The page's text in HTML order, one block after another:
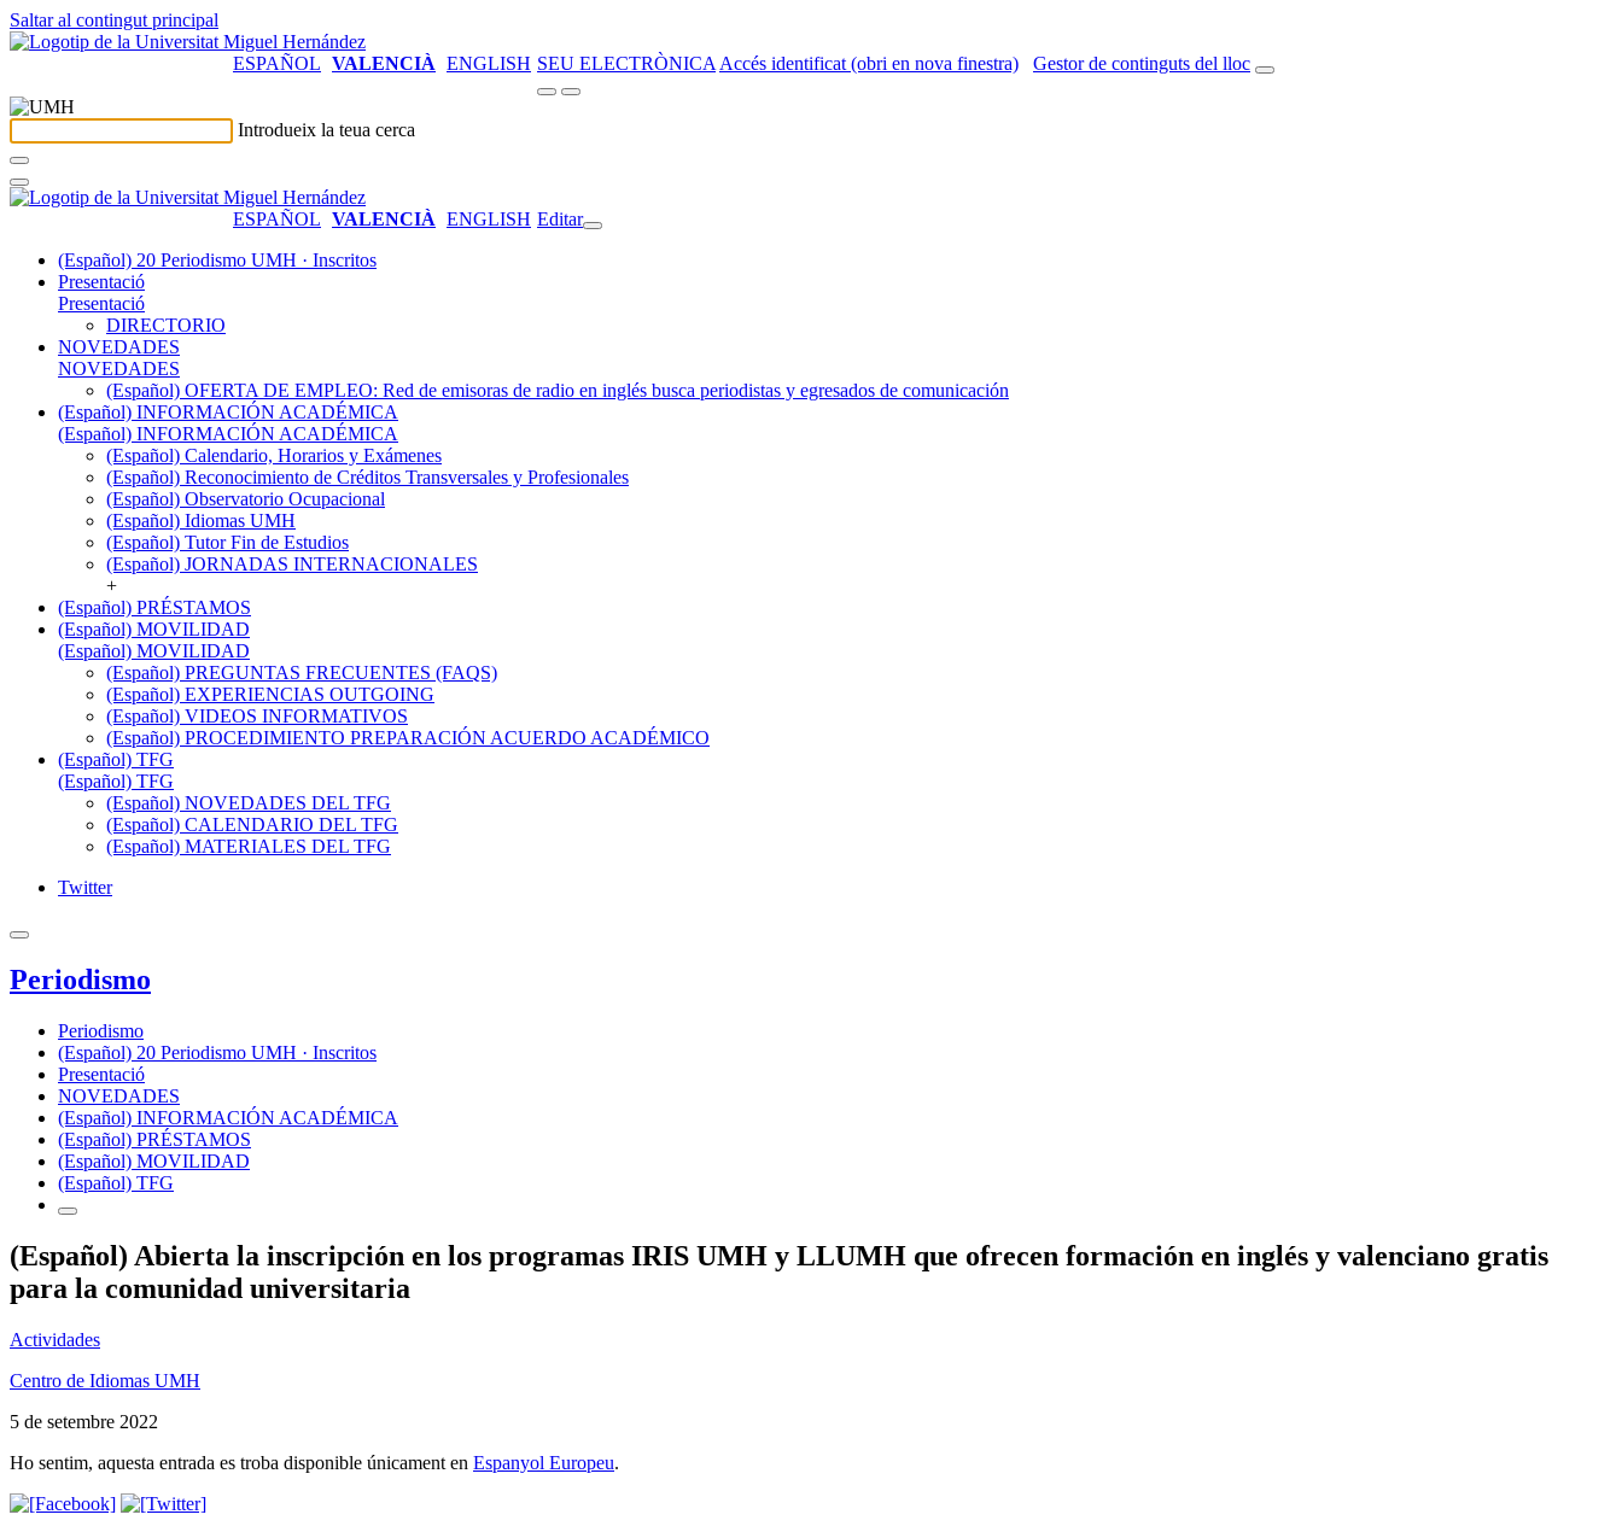
Saltar al contingut principal
ESPAÑOL VALENCIÀ ENGLISH SEU ELECTRÒNICA Accés identificat (obri en nova finestra) Gestor de continguts del lloc
Introdueix la teua cerca
ESPAÑOL VALENCIÀ ENGLISH Editar
(Español) 20 Periodismo UMH · Inscritos
Presentació
Presentació
DIRECTORIO
NOVEDADES
NOVEDADES
(Español) OFERTA DE EMPLEO: Red de emisoras de radio en inglés busca periodistas y egresados de comunicación
(Español) INFORMACIÓN ACADÉMICA
(Español) INFORMACIÓN ACADÉMICA
(Español) Calendario, Horarios y Exámenes
(Español) Reconocimiento de Créditos Transversales y Profesionales
(Español) Observatorio Ocupacional
(Español) Idiomas UMH
(Español) Tutor Fin de Estudios
(Español) JORNADAS INTERNACIONALES
+
(Español) PRÉSTAMOS
(Español) MOVILIDAD
(Español) MOVILIDAD
(Español) PREGUNTAS FRECUENTES (FAQS)
(Español) EXPERIENCIAS OUTGOING
(Español) VIDEOS INFORMATIVOS
(Español) PROCEDIMIENTO PREPARACIÓN ACUERDO ACADÉMICO
(Español) TFG
(Español) TFG
(Español) NOVEDADES DEL TFG
(Español) CALENDARIO DEL TFG
(Español) MATERIALES DEL TFG
Twitter
Periodismo
Periodismo
(Español) 20 Periodismo UMH · Inscritos
Presentació
NOVEDADES
(Español) INFORMACIÓN ACADÉMICA
(Español) PRÉSTAMOS
(Español) MOVILIDAD
(Español) TFG
(Español) Abierta la inscripción en los programas IRIS UMH y LLUMH que ofrecen formación en inglés y valenciano gratis
para la comunidad universitaria
Actividades
Centro de Idiomas UMH
5 de setembre 2022
Ho sentim, aquesta entrada es troba disponible únicament en Espanyol Europeu.